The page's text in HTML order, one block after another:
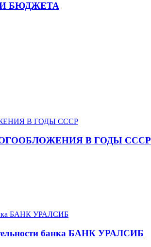
БЮДЖЕТА
В ГОДЫ СССР
банка БАНК УРАЛСИБ